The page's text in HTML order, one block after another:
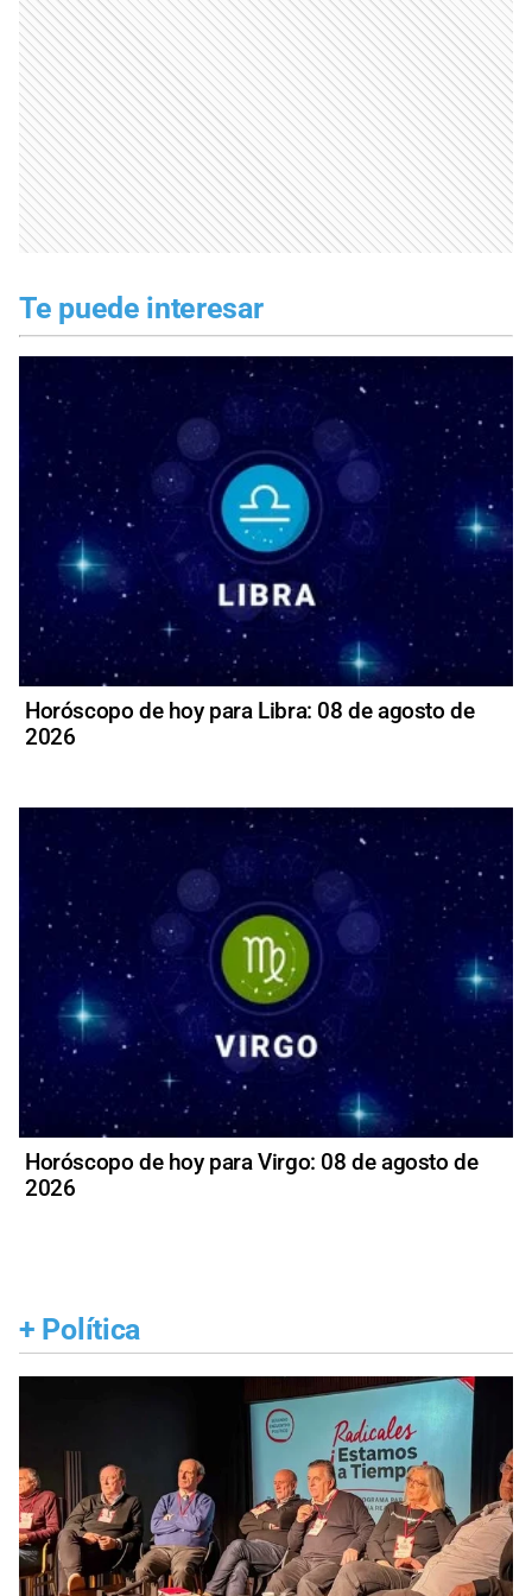
Te puede interesar
Horóscopo de hoy para Libra: 08 de agosto de
2026
Horóscopo de hoy para Virgo: 08 de agosto de
2026
+ Política